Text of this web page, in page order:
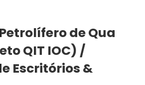
de Qua
QIT IOC) /
Escritórios &